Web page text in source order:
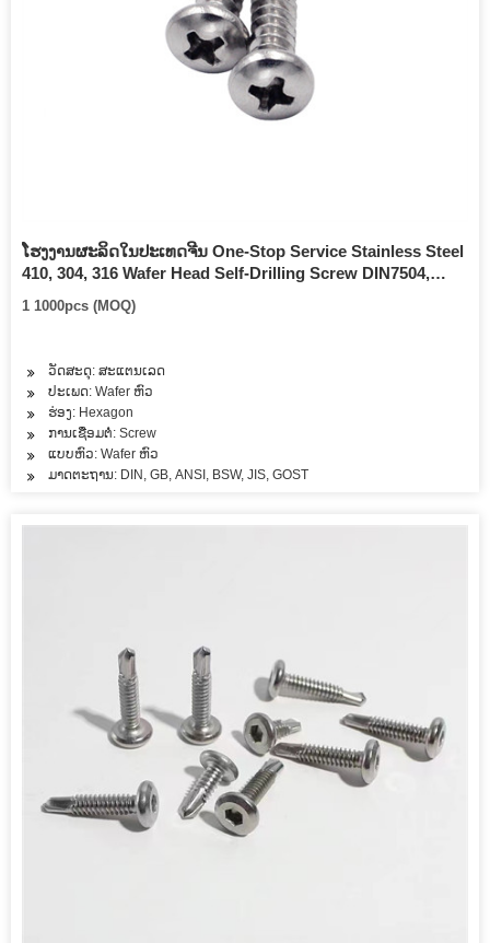
ໂຮງງານຜະລິດໃນປະເທດຈີນ One-Stop Service Stainless Steel
410, 304, 316 Wafer Head Self-Drilling Screw DIN7504,
1 1000pcs (MOQ)
ວັດສະດຸ: ສະແຕນເລດ
ປະເພດ: Wafer ຫົວ
ຮ່ອງ: Hexagon
ການເຊື່ອມຕໍ່: Screw
ແບບຫົວ: Wafer ຫົວ
ມາດຕະຖານ: DIN, GB, ANSI, BSW, JIS, GOST